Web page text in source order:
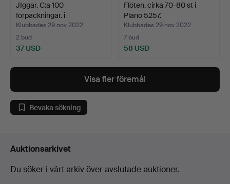
JIggar. C:a 100
förpackningar. i
ABU/Garci…
Klubbades 29 nov 2022
2 bud
37 USD
Flöten. cirka 70-80 st i
Plano 5257.
Klubbades 29 nov 2022
7 bud
58 USD
Visa fler föremål
Bevaka sökning
Auktionsarkivet
Du söker i vårt arkiv över avslutade auktioner.